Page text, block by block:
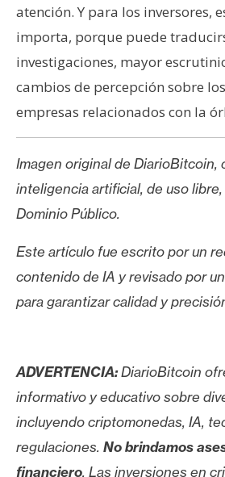
atención. Y para los inversores,
importa, porque puede
investigaciones, mayor
cambios de percepción sobre
empresas relacionados con la
Imagen original de DiarioBitcoin,
inteligencia artificial, de uso
Dominio Público.
Este artículo fue escrito por un
contenido de IA y revisado por
para garantizar calidad y
ADVERTENCIA:DiarioBitcoin
informativo y educativo sobre
incluyendo criptomonedas, IA,
regulaciones. No brindamos
financiero. Las inversiones en